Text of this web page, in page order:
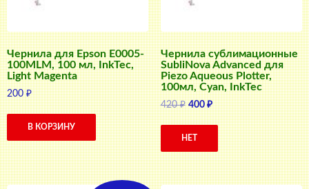
Чернила для Epson E0005-
100MLM, 100 мл, InkTec,
Light Magenta
200₽
В КОРЗИНУ
Чернила сублимационные
SubliNova Advanced для
Piezo Aqueous Plotter,
100мл, Cyan, InkTec
420₽ Первоначальная
цена
составляла
400₽Текущая
цена:
400 ₽.
НЕТ